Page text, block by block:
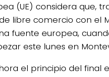
(UE) considera que,
libre comercio con el
fuente europea,
este lunes en
el principio del final